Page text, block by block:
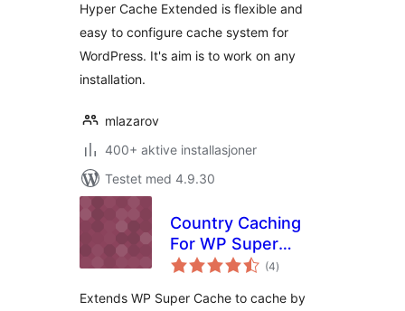
Hyper Cache Extended is flexible and
easy to configure cache system for
WordPress. It's aim is to work on any
installation.
mlazarov
400+ aktive installasjoner
Testet med 4.9.30
Country Caching
For WP Super
Cache
(4totale
vurderinger
)
Extends WP Super Cache to cache by